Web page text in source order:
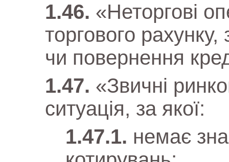
«Неторгові
торгового
чи повернення
«Звичні
ситуація, за якої:
немає